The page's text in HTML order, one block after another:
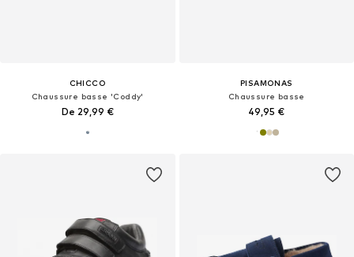
CHICCO
Chaussure basse 'Coddy'
De 29,99 €
PISAMONAS
Chaussure basse
49,95 €